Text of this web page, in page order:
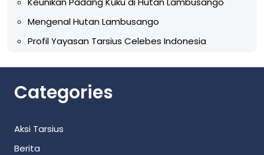
Mengenal Hutan Lambusango
Profil Yayasan Tarsius Celebes Indonesia
Categories
Aksi Tarsius
Berita